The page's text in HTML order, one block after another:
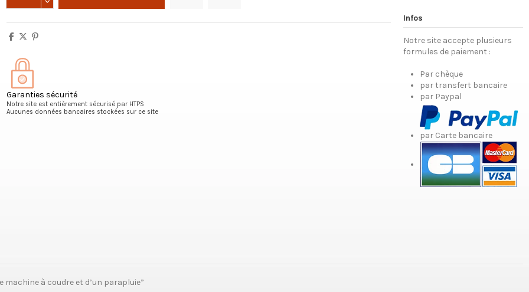
Garanties sécurité
Notre site est entièrement sécurisé par HTPS
Aucunes données bancaires stockées sur ce site
Infos
Notre site accepte plusieurs
formules de paiement :
Par chèque
par transfert bancaire
par Paypal
par Carte bancaire
à coudre et d’un parapluie”